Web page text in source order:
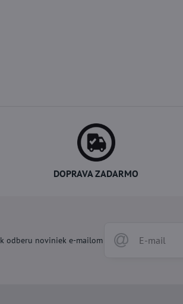
DOPRAVA ZADARMO
odberu noviniek e-mailom